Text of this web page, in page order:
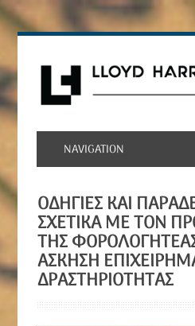
ΟΔΗΓΊΕΣ ΚΑΙ
ΣΧΕΤΙΚΆ ΜΕ ΤΟΝ
ΤΗΣ
ΆΣΚΗΣΗ
ΔΡΑΣΤΗΡΙΌΤΗΤΑΣ